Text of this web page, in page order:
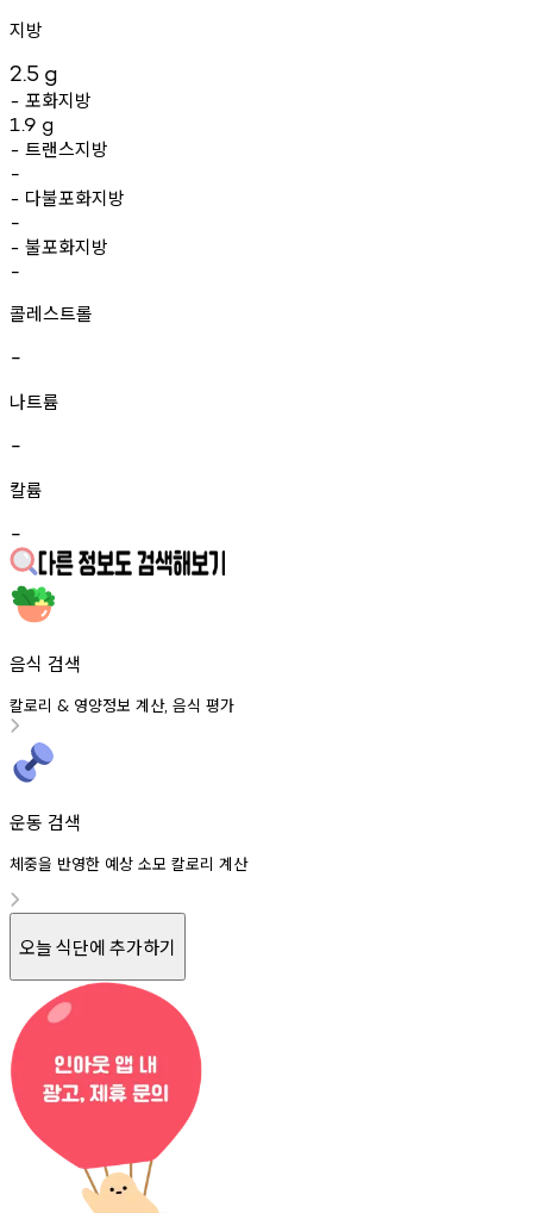
지방
2.5 g
- 포화지방
1.9 g
- 트랜스지방
-
- 다불포화지방
-
- 불포화지방
-
콜레스트롤
-
나트륨
-
칼륨
-
음식 검색
칼로리 & 영양정보 계산, 음식 평가
운동 검색
체중을 반영한 예상 소모 칼로리 계산
오늘 식단에 추가하기